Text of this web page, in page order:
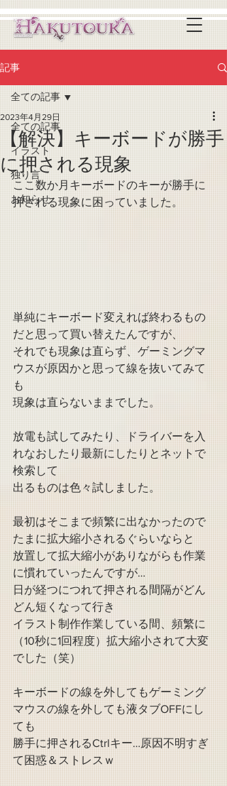
記事
全ての記事
イラスト
独り言
お知らせ
全ての記事
【解決】キーボードが勝手
に押される現象
2023年4月29日
ここ数か月キーボードのキーが勝手に
押される現象に困っていました。
単純にキーボード変えれば終わるもの
だと思って買い替えたんですが、
それでも現象は直らず、ゲーミングマ
ウスが原因かと思って線を抜いてみて
も
現象は直らないままでした。
放電も試してみたり、ドライバーを入
れなおしたり最新にしたりとネットで
検索して
出るものは色々試しました。
最初はそこまで頻繁に出なかったので
たまに拡大縮小されるぐらいならと
放置して拡大縮小がありながらも作業
に慣れていったんですが…
日が経つにつれて押される間隔がどん
どん短くなって行き
イラスト制作作業している間、頻繁に
（10秒に1回程度）拡大縮小されて大変
でした（笑）
キーボードの線を外してもゲーミング
マウスの線を外しても液タブOFFにし
ても
勝手に押されるCtrlキー…原因不明すぎ
て困惑＆ストレスｗ